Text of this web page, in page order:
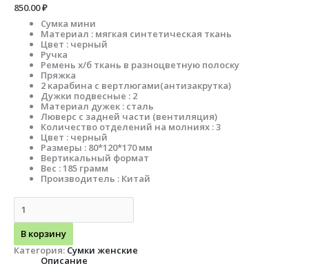
850.00₽
Сумка мини
Материал : мягкая синтетическая ткань
Цвет : черный
Ручка
Ремень х/б ткань в разноцветную полоску
Пряжка
2 карабина с вертлюгами(антизакрутка)
Дужки подвесные : 2
Материал дужек : сталь
Люверс с задней части (вентиляция)
Количество отделений на молниях : 3
Цвет : черный
Размеры : 80*120*170 мм
Вертикальный формат
Вес : 185 грамм
Производитель : Китай
В корзину
Категория: Сумки женские
Описание